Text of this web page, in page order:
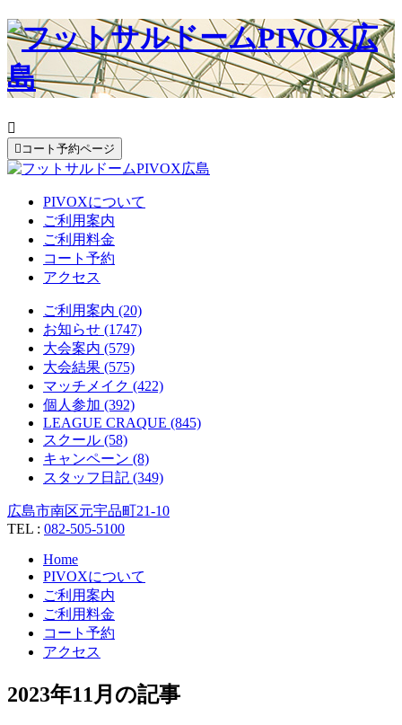

 コート予約ページ
PIVOXについて
ご利用案内
ご利用料金
コート予約
アクセス
ご利用案内 (20)
お知らせ (1747)
大会案内 (579)
大会結果 (575)
マッチメイク (422)
個人参加 (392)
LEAGUE CRAQUE (845)
スクール (58)
キャンペーン (8)
スタッフ日記 (349)
広島市南区元宇品町21-10
TEL : 082-505-5100
Home
PIVOXについて
ご利用案内
ご利用料金
コート予約
アクセス
2023年11月の記事